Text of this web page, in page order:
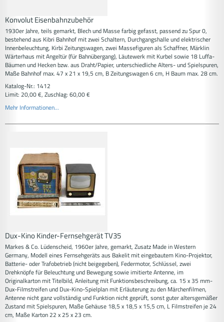
Konvolut Eisenbahnzubehör
1930er Jahre, teils gemarkt, Blech und Masse farbig gefasst, passend zu Spur 0,
bestehend aus Kibri Bahnhof mit zwei Schaltern, Durchgangshalle und elektrischer
Innenbeleuchtung, Kirbi Zeitungswagen, zwei Massefiguren als Schaffner, Märklin
Wärterhaus mit Angeltür (für Bahnübergang), Läutewerk mit Kurbel sowie 18 Luffa-
Bäumen und Hecken bzw. aus Draht/Papier, unterschiedliche Alters- und Spielspuren,
Maße Bahnhof max. 47 x 21 x 19,5 cm, B Zeitungswagen 6 cm, H Baum max. 28 cm.
Katalog-Nr.: 1412
Limit: 20,00 €, Zuschlag: 60,00 €
Mehr Informationen...
Dux-Kino Kinder-Fernsehgerät TV35
Markes & Co. Lüdenscheid, 1960er Jahre, gemarkt, Zusatz Made in Western
Germany, Modell eines Fernsehgeräts aus Bakelit mit eingebautem Kino-Projektor,
Batterie- oder Trafobetrieb (nicht beigegeben), Federmotor, Schlüssel, zwei
Drehknöpfe für Beleuchtung und Bewegung sowie imitierte Antenne, im
Originalkarton mit Titelbild, Anleitung mit Funktionsbeschreibung, ca. 15 x 35 mm-
Dux-Filmstreifen und Dux-Kino-Spielplan mit Erläuterung zu den Märchenfilmen,
Antenne nicht ganz vollständig und Funktion nicht geprüft, sonst guter altersgemäßer
Zustand mit Spielspuren, Maße Gehäuse 18,5 x 18,5 x 15,5 cm, L Filmstreifen je 24
cm, Maße Karton 22 x 25 x 23 cm.